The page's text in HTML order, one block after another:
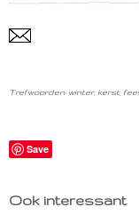
Trefwoorden: winter, kerst,
Save
Ook interessant